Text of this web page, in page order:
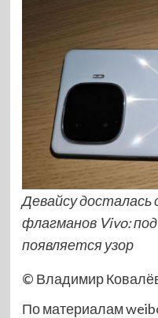
Девайсу
флагманов Vivo:
появляется узор
© Владимир
По материалам